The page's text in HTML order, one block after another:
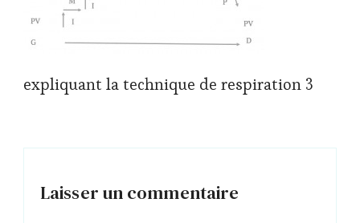
expliquant la technique de respiration 3
Laisser un commentaire